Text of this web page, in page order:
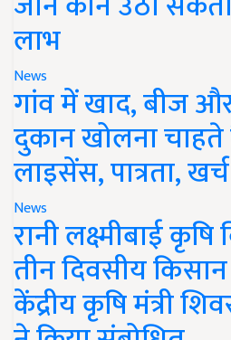
लाभ
News
गांव में खाद, बीज
दुकान खोलना चाहते
लाइसेंस, पात्रता,
News
रानी लक्ष्मीबाई कृषि
तीन दिवसीय किसान
केंद्रीय कृषि मंत्री